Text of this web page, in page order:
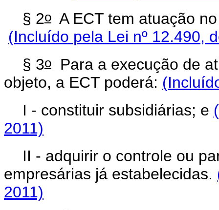
§ 2oA ECT tem atuação
(Incluído pela Lei nº 12.490,
§ 3oPara a execução de
objeto, a ECT poderá:
I - constituir subsidiárias; e
2011)
II - adquirir o controle ou
empresárias já estabelecidas.
2011)